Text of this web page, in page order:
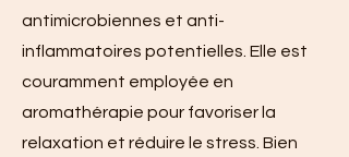
antimicrobiennes et anti-
inflammatoires potentielles. Elle est
couramment employée en
aromathérapie pour favoriser la
relaxation et réduire le stress. Bien